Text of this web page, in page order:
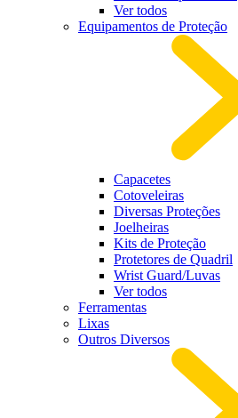
Ver todos
Equipamentos de Proteção
Capacetes
Cotoveleiras
Diversas Proteções
Joelheiras
Kits de Proteção
Protetores de Quadril
Wrist Guard/Luvas
Ver todos
Ferramentas
Lixas
Outros Diversos